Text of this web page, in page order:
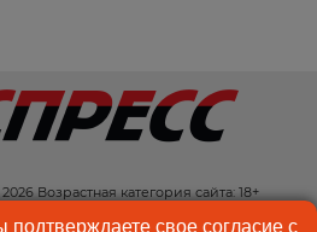
Возрастная категория сайта: 18+
РЕКЛАМА
подтверждаете свое согласие с